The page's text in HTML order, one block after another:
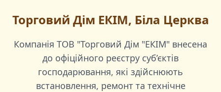
Торговий Дім ЕКІМ, Біла Церква
Компанія ТОВ "Торговий Дім "ЕКІМ" внесена
до офіційного реєстру суб’єктів
господарювання, які здійснюють
встановлення, ремонт та технічне